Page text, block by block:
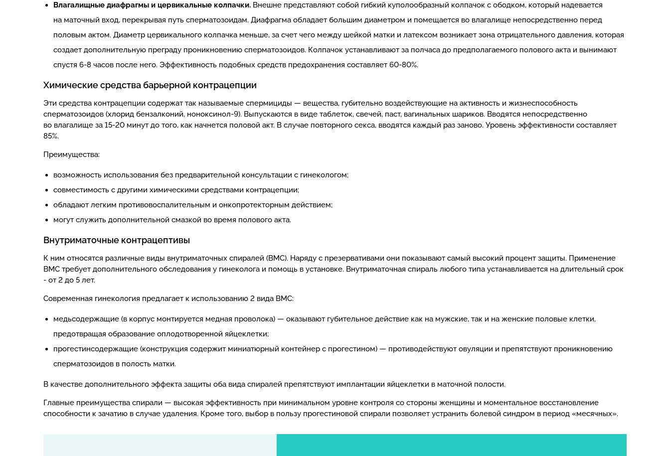
Влагалищные диафрагмы и цервикальные колпачки. Внешне представляют собой гибкий куполообразный колпачок с ободком, который надевается
на маточный вход, перекрывая путь сперматозоидам. Диафрагма обладает большим диаметром и помещается во влагалище непосредственно перед
половым актом. Диаметр цервикального колпачка меньше, за счет чего между шейкой матки и латексом возникает зона отрицательного давления, которая
создает дополнительную преграду проникновению сперматозоидов. Колпачок устанавливают за полчаса до предполагаемого полового акта и вынимают
спустя 6-8 часов после него. Эффективность подобных средств предохранения составляет 60-80%.
Химические средства барьерной контрацепции
Эти средства контрацепции содержат так называемые спермициды — вещества, губительно воздействующие на активность и жизнеспособность
сперматозоидов (хлорид бензалконий, ноноксинол-9). Выпускаются в виде таблеток, свечей, паст, вагинальных шариков. Вводятся непосредственно
во влагалище за 15-20 минут до того, как начнется половой акт. В случае повторного секса, вводятся каждый раз заново. Уровень эффективности составляет
85%.
Преимущества:
возможность использования без предварительной консультации с гинекологом;
совместимость с другими химическими средствами контрацепции;
обладают легким противовоспалительным и онкопротекторным действием;
могут служить дополнительной смазкой во время полового акта.
Внутриматочные контрацептивы
К ним относятся различные виды внутриматочных спиралей (ВМС). Наряду с презервативами они показывают самый высокий процент защиты. Применение
ВМС требует дополнительного обследования у гинеколога и помощь в установке. Внутриматочная спираль любого типа устанавливается на длительный срок
- от 2 до 5 лет.
Современная гинекология предлагает к использованию 2 вида ВМС:
медьсодержащие (в корпус монтируется медная проволока) — оказывают губительное действие как на мужские, так и на женские половые клетки,
предотвращая образование оплодотворенной яйцеклетки;
прогестинсодержащие (конструкция содержит миниатюрный контейнер с прогестином) — противодействуют овуляции и препятствуют проникновению
сперматозоидов в полость матки.
В качестве дополнительного эффекта защиты оба вида спиралей препятствуют имплантации яйцеклетки в маточной полости.
Главные преимущества спирали — высокая эффективность при минимальном уровне контроля со стороны женщины и моментальное восстановление
способности к зачатию в случае удаления. Кроме того, выбор в пользу прогестиновой спирали позволяет устранить болевой синдром в период «месячных».